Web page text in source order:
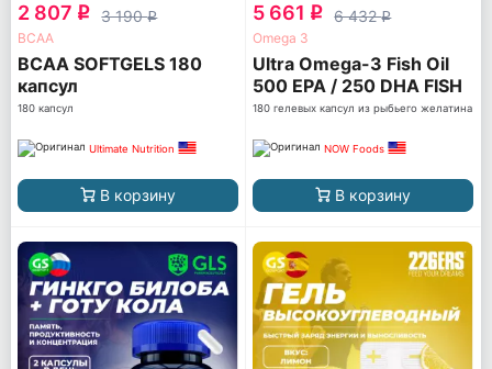
2 807 q 3 190q
ВСАА
BCAA SOFTGELS 180
капсул
180 капсул
Ultimate Nutrition
В корзину
5 661 q 6 432q
Omega 3
Ultra Omega-3 Fish Oil
500 EPA / 250 DHA FISH
GELATIN
180 гелевых капсул из рыбьего желатина
NOW Foods
В корзину